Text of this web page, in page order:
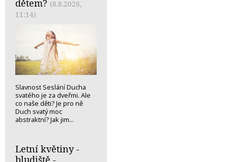
dětem? (8.8.2026,
11:14)
Slavnost Seslání Ducha
svatého je za dveřmi. Ale
co naše děti? Je pro ně
Duch svatý moc
abstraktní? Jak jim...
Letní květiny -
bludiště -